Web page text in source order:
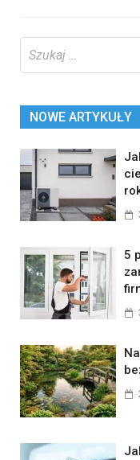
NOWE ARTYKUŁY
5